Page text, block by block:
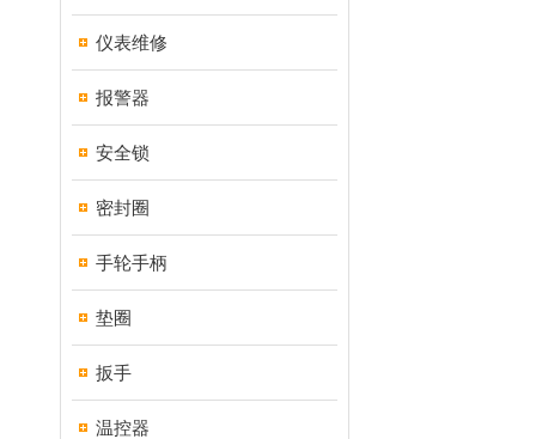
仪表维修
报警器
安全锁
密封圈
手轮手柄
垫圈
扳手
温控器